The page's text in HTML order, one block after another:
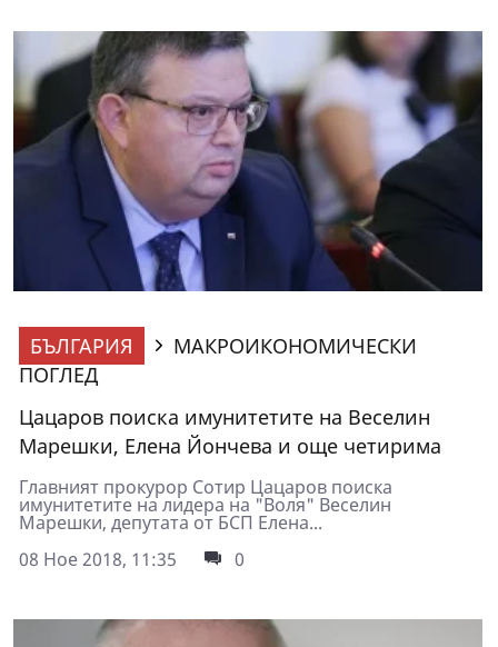
БЪЛГАРИЯ
МАКРОИКОНОМИЧЕСКИ
ПОГЛЕД
Цацаров поиска имунитетите на Веселин
Марешки, Елена Йончева и още четирима
Главният прокурор Сотир Цацаров поиска
имунитетите на лидера на "Воля" Веселин
Марешки, депутата от БСП Елена...
08 Ное 2018, 11:35
0